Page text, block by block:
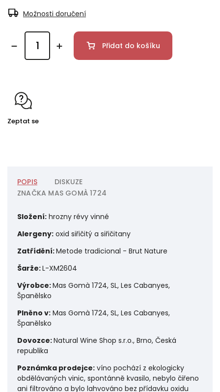
Možnosti doručení
Přidat do košíku
Zeptat se
POPIS
DISKUZE
ZNAČKA MAS GOMÀ 1724
Složení: hrozny révy vinné
Alergeny: oxid siřičitý a siřičitany
Zatřídění:Metode tradicional - Brut Nature
Šarže:L-XM2604
Výrobce:Mas Gomà 1724, SL, Les Cabanyes,
Španělsko
Plněno v: Mas Gomà 1724, SL, Les Cabanyes,
Španělsko
Dovozce:Natural Wine Shop s.r.o., Brno, Česká
republika
Poznámka prodejce: víno pochází z ekologicky
obdělávaných vinic, spontánně kvasilo, nebylo čiřeno
ani filtrováno a bylo lahvováno bez přídavku oxidu